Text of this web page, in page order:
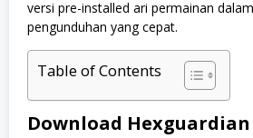
versi pre-installed ari permainan
pengunduhan yang cepat.
Table of Contents
Download Hexguardian